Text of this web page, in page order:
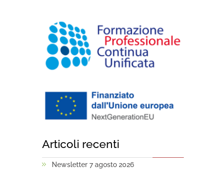
Articoli recenti
Newsletter 7 agosto 2026